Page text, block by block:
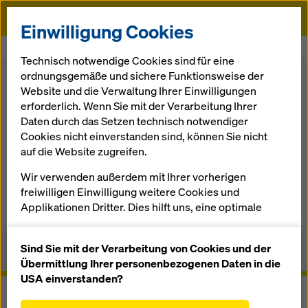
Doka
Schalung Wandschalung
Zurück
Abstütz­bock
Für einhäuptige Wände bis 12,80 m Höhe
Anwenderinformationen, Dokumente & Videos
Einwilligung Cookies
Technisch notwendige Cookies sind für eine
ordnungsgemäße und sichere Funktionsweise der
Website und die Verwaltung Ihrer Einwilligungen
erforderlich. Wenn Sie mit der Verarbeitung Ihrer
Daten durch das Setzen technisch notwendiger
Cookies nicht einverstanden sind, können Sie nicht
auf die Website zugreifen.
Wir verwenden außerdem mit Ihrer vorherigen
freiwilligen Einwilligung weitere Cookies und
Applikationen Dritter. Dies hilft uns, eine optimale
die Funktionalität unserer Website ständig zu
verbessern (Funktionale und Statistik Cookies),
Sind Sie mit der Verarbeitung von Cookies und der
Übermittlung Ihrer personenbezogenen Daten in die
USA einverstanden?